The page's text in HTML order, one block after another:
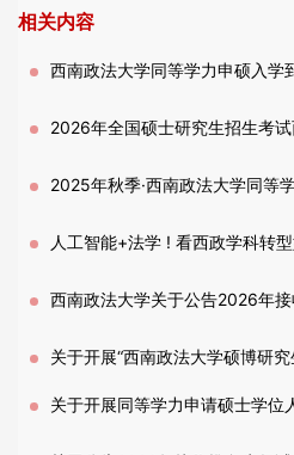
相关内容
西南政法大学同等学力申硕入学
2026年全国硕士研究生招生考
校区) 5010考点网报公告
2025年秋季·西南政法大学同等
班招生简章
人工智能+法学 ! 看西政学科转
西南政法大学关于公告2026年
复试成绩的通知
关于开展“西南政法大学硕博研
关于开展同等学力申请硕士学位